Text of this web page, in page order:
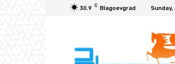
30.9 C Blagoevgrad